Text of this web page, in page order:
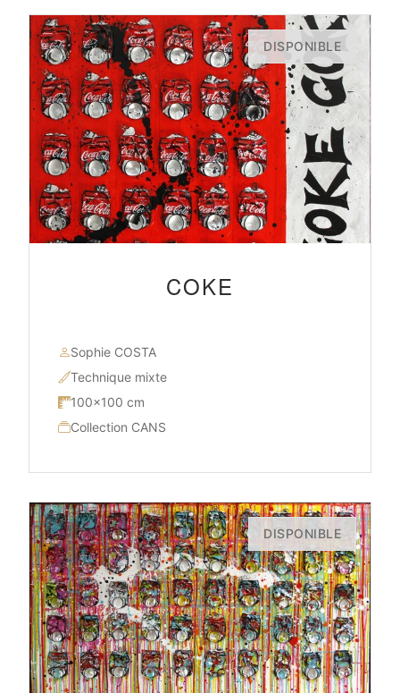
DISPONIBLE
COKE
Sophie COSTA
Technique mixte
100×100 cm
Collection CANS
DISPONIBLE